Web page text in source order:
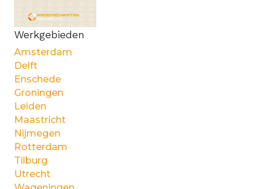
Werkgebieden
Amsterdam
Delft
Enschede
Groningen
Leiden
Maastricht
Nijmegen
Rotterdam
Tilburg
Utrecht